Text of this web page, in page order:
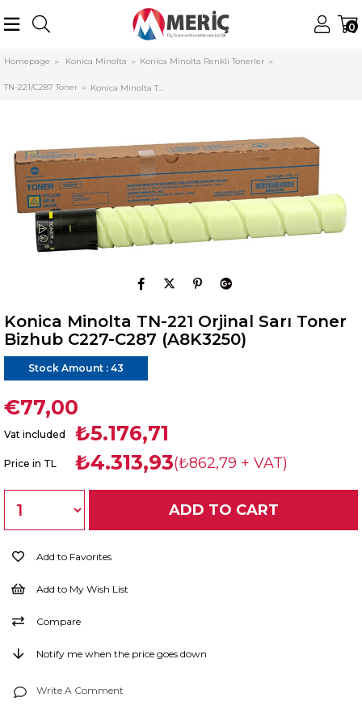
0
Homepage Konica Minolta Konica Minolta Renkli Tonerler
TN-221/C287 Toner Konica Minolta TN-221 Orjinal Sarı Toner Bizhub C227-C287 (A8K3250)
Konica Minolta TN-221 Orjinal Sarı Toner
Bizhub C227-C287 (A8K3250)
Stock Amount : 43
€77,00
Vat included ₺5.176,71
Price in TL ₺4.313,93(₺862,79 + VAT)
Add to Favorites
Add to My Wish List
Compare
Notify me when the price goes down
Write A Comment